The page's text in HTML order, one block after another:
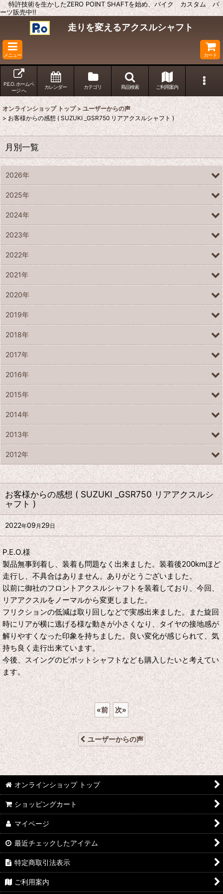
特許技術を生かしたZERO POINT SHAFTを始め、バイク カスタム パ
ーツ販売中!!
走りを変えるアクスルシャフト
メニュー カート
P.E.O. ホームペ
ージ へ
カレンダー カテゴリ 商品検索 ご利用案内
オンラインショップ トップ > ユーザーからの声
> お客様からの感想 ( SUZUKI _GSR750 リアアクスルシャフト )
お客様からの感想 ( SUZUKI _GSR750 リアアクスルシ
ャフト )
2022年09月29日
P.E.O.様
製品無事到着し、装着も問題なく出来ました。装着後200kmほど
走行し、不具合はありません。ありがとうございました。
以前に御社のフロントアクスルシャフトを装着しており、今回、
リアアクスルをノーマルから変更しました。
フリクションの低減は取り回しなどで実感出来ました。また旋回
時にリアが横に逃げる様な動きが小さくなり、タイヤの接地感が
解りやすくなった印象を持ちました。良い変化が感じられて、気
持ち良く走行出来ています。
今後、スイングのピボットシャフトなども購入したいと考えてい
ます。
«前 次»
ユーザーからの声
月別一覧
2026年
2025年
2024年
2023年
2022年
2021年
2020年
2019年
2018年
2017年
2016年
2015年
2014年
2013年
2012年
オンラインショップ トップ
ショッピングカート
マイページ
最近チェックしたアイテム
特定商取引法表示
ご利用案内